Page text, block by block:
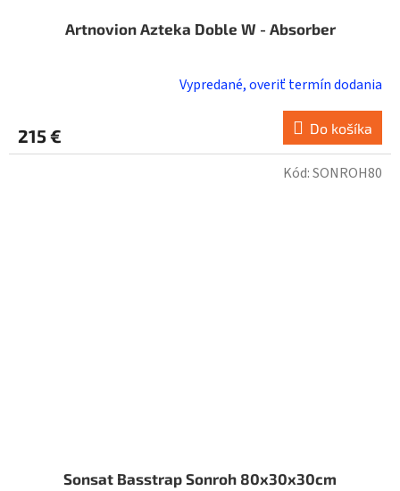
Artnovion Azteka Doble W - Absorber
Vypredané, overiť termín dodania
215 € Do košíka
Sonsat Basstrap Sonroh 80x30x30cm
Kód:SONROH80